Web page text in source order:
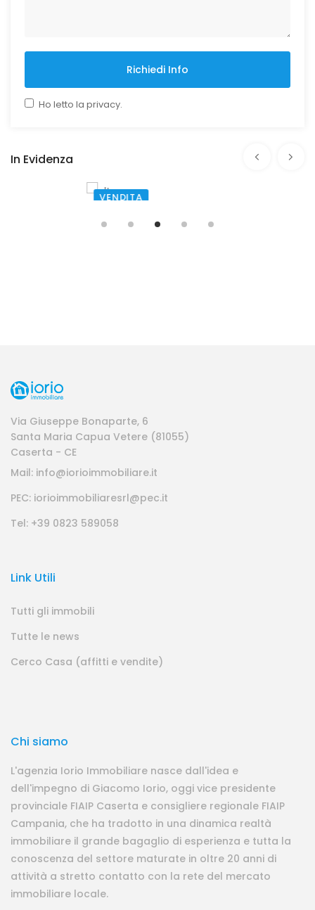
Richiedi Info
Ho letto la privacy.
In Evidenza
Via Giuseppe Bonaparte, 6
Santa Maria Capua Vetere (81055)
Caserta - CE
Mail: info@iorioimmobiliare.it
PEC: iorioimmobiliaresrl@pec.it
Tel: +39 0823 589058
Link Utili
Tutti gli immobili
Tutte le news
Cerco Casa (affitti e vendite)
Chi siamo
L'agenzia Iorio Immobiliare nasce dall'idea e
dell'impegno di Giacomo Iorio, oggi vice presidente
provinciale FIAIP Caserta e consigliere regionale FIAIP
Campania, che ha tradotto in una dinamica realtà
immobiliare il grande bagaglio di esperienza e tutta la
conoscenza del settore maturate in oltre 20 anni di
attività a stretto contatto con la rete del mercato
immobiliare locale.